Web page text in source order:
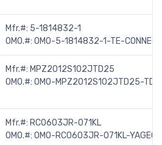
Mfr.#: 5-1814832-1
OMO.#: OMO-5-1814832-1-TE-
Mfr.#: MPZ2012S102JTD25
OMO.#: OMO-MPZ2012S102JTD25-TDK
Mfr.#: RC0603JR-071KL
OMO.#: OMO-RC0603JR-071KL-YAGEO